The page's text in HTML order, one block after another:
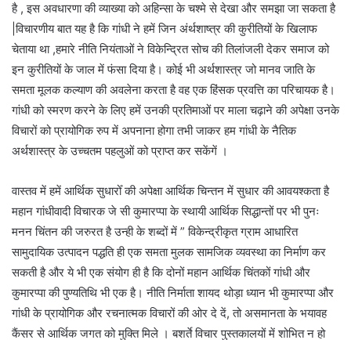
है , इस अवधारणा की व्याख्या को अहिन्सा के चश्मे से देखा और समझा जा सकता है
|विचारणीय बात यह है कि गांधी ने हमें जिन अंर्थशाष्त्र की कुरीतियों के खिलाफ
चेताया था ,हमारे नीति नियंताओं ने विकेन्द्रित सोच की तिलांजली देकर समाज को
इन कुरीतियों के जाल में फंसा दिया है। कोई भी अर्थशास्त्र जो मानव जाति के
समता मूलक कल्याण की अवलेना करता है वह एक हिंसक प्रवत्ति का परिचायक है।
गांधी को स्मरण करने के लिए हमें उनकी प्रतिमाओं पर माला चढ़ाने की अपेक्षा उनके
विचारों को प्रायोगिक रुप में अपनाना होगा तभी जाकर हम गांधी के नैतिक
अर्थशास्त्र के उच्चतम पहलुओं को प्राप्त कर सकेंगें ।
वास्तव में हमें आर्थिक सुधारोँ की अपेक्षा आर्थिक चिन्तन में सुधार की आवयश्कता है
महान गांधीवादी विचारक जे सी कुमारप्पा के स्थायी आर्थिक सिद्धान्तों पर भी पुनः
मनन चिंतन की जरुरत है उन्ही के शब्दों में ” विकेन्द्रीकृत ग्राम आधारित
सामुदायिक उत्पादन पद्धति ही एक समता मुलक सामजिक व्यवस्था का निर्माण कर
सकती है और ये भी एक संयोग ही है कि दोनों महान आर्थिक चिंतकों गांधी और
कुमारप्पा की पुण्यतिथि भी एक है। नीति निर्माता शायद थोड़ा ध्यान भी कुमारप्पा और
गांधी के प्रायोगिक और रचनात्मक विचारों की ओर दे दें, तो असमानता के भयावह
कैंसर से आर्थिक जगत को मुक्ति मिले । बशर्ते विचार पुस्तकालयों में शोभित न हो